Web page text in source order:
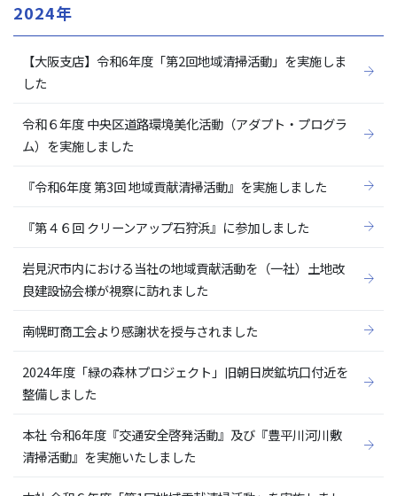
2024年
【大阪支店】令和6年度「第2回地域清掃活動」を実施しま
した
令和６年度 中央区道路環境美化活動（アダプト・プログラ
ム）を実施しました
『令和6年度 第3回 地域貢献清掃活動』を実施しました
『第４６回 クリーンアップ石狩浜』に参加しました
岩見沢市内における当社の地域貢献活動を（一社）土地改
良建設協会様が視察に訪れました
南幌町商工会より感謝状を授与されました
2024年度「緑の森林プロジェクト」旧朝日炭鉱坑口付近を
整備しました
本社 令和6年度『交通安全啓発活動』及び『豊平川河川敷
清掃活動』を実施いたしました